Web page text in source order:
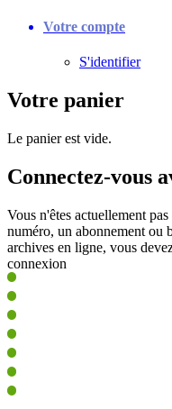
Votre compte
S'identifier
Votre panier
Le panier est vide.
Connectez-vous
Vous n'êtes actuellement
numéro, un abonnement ou
archives en ligne, vous
connexion